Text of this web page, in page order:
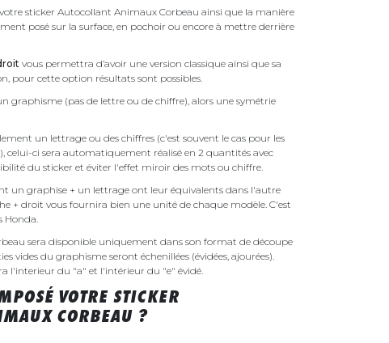
sticker Autocollant Animaux Corbeau ainsi que la manière
posé sur la surface, en pochoir ou encore à mettre derrière
vous permettra d’avoir une version classique ainsi que sa
pour cette option résultats sont possibles.
graphisme (pas de lettre ou de chiffre), alors une symétrie
un lettrage ou des chiffres (c'est souvent le cas pour les
celui-ci sera automatiquement réalisé en 2 quantités avec
du sticker et éviter l'effet miroir des mots ou chiffre.
un graphise + un lettrage ont leur équivalents dans l'autre
+ droit vous fournira bien une unité de chaque modèle. C'est
Honda.
sera disponible uniquement dans son format de découpe
vides du graphisme seront échenillées (évidées, ajourées).
l'interieur du "a" et l'intérieur du "e" évidé.
VOTRE STICKER
CORBEAU ?